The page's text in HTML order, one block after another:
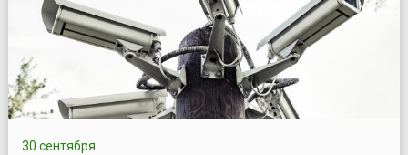
территориальную целостность государства, вела борьбу с
разведы...
30 сентября